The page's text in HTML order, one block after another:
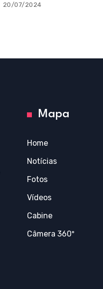
20/07/2024
Mapa
Home
Notícias
Fotos
Vídeos
Cabine
Câmera 360º